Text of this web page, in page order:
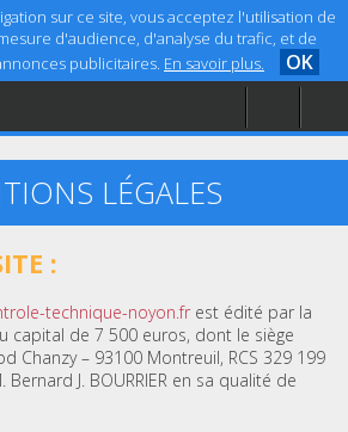
sur ce site, vous acceptez l'utilisation de
d'audience, d'analyse du trafic, et de
publicitaires. En savoir plus. OK
LÉGALES
:
technique-noyon.fr est édité par la
capital de 7 500 euros, dont le siège
Chanzy – 93100 Montreuil, RCS 329 199
J. BOURRIER en sa qualité de